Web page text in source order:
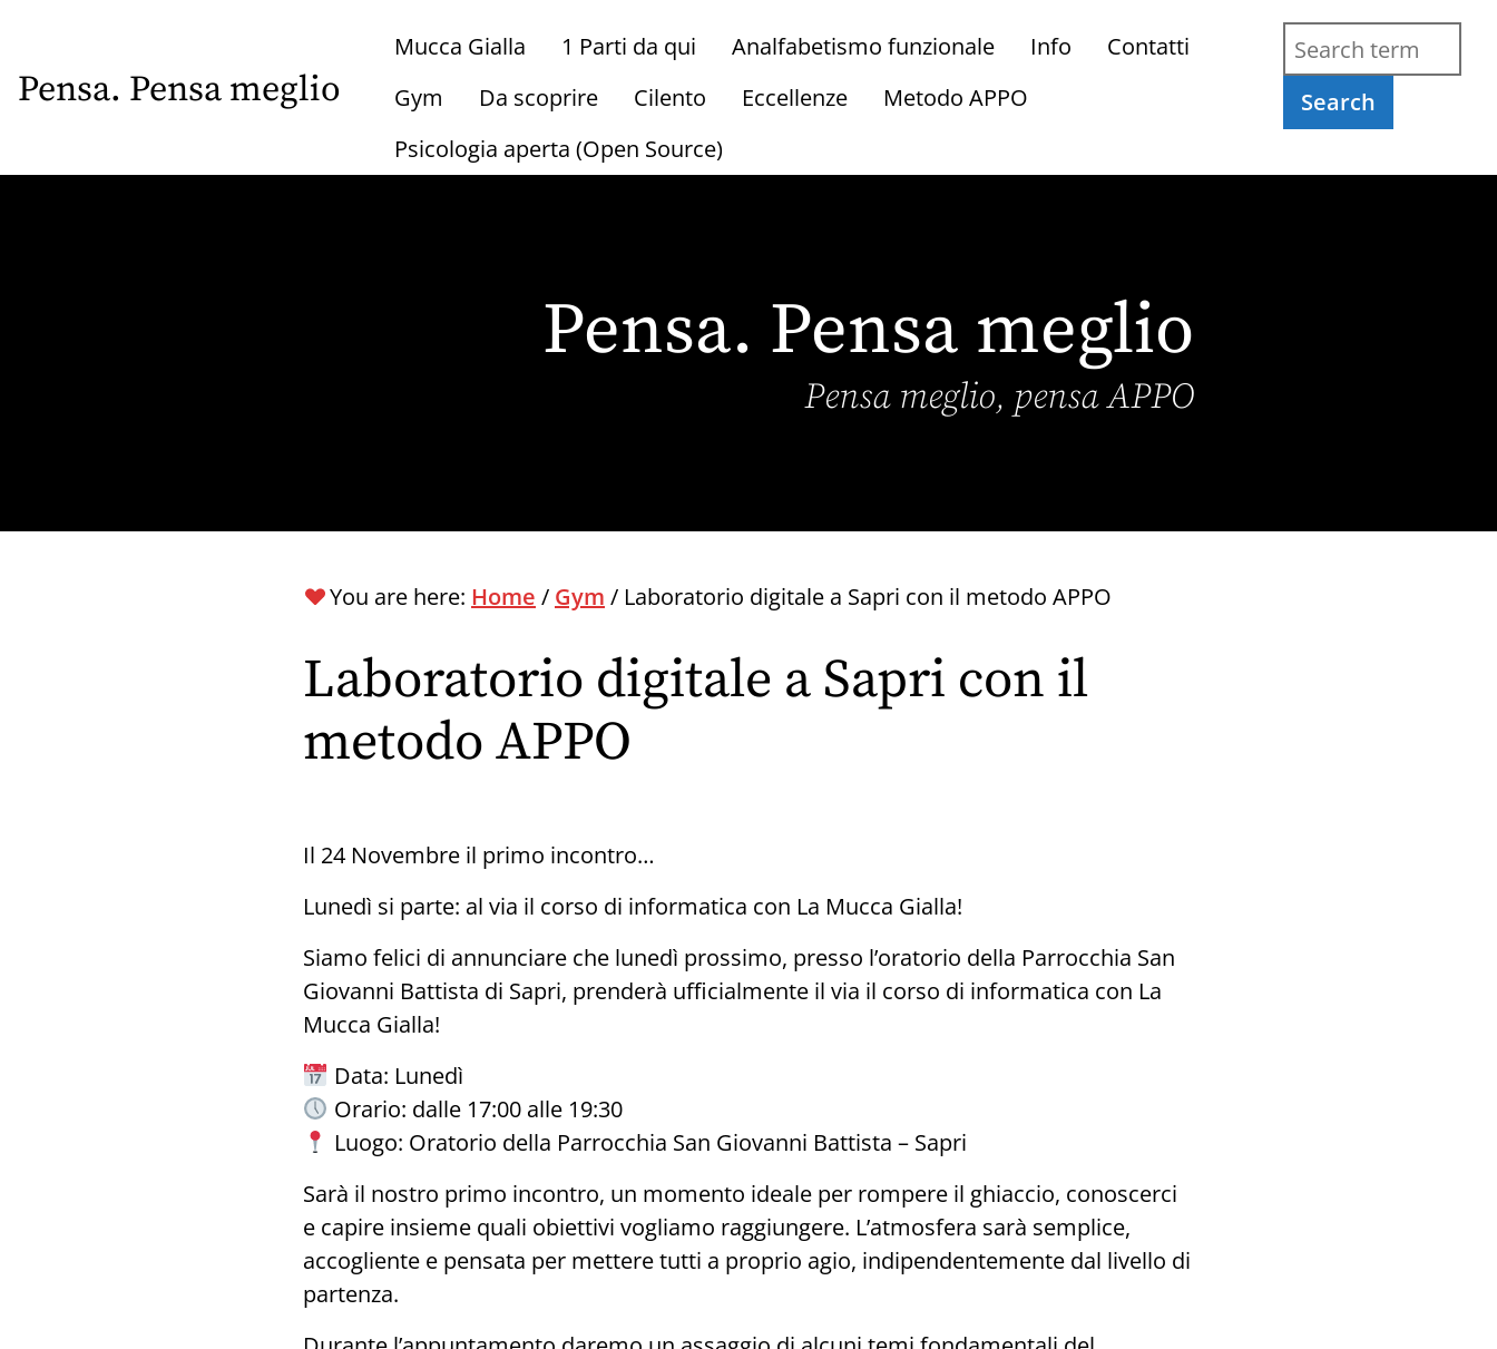
main
Pensa. Pensa meglio
Mucca Gialla 1 Parti da qui Analfabetismo funzionale Info
Contatti
Gym
Da scoprire Cilento Eccellenze
Metodo APPO
Psicologia aperta (Open Source)
Search
Pensa. Pensa meglio
Pensa meglio, pensa APPO
You are here: Home / Gym / Laboratorio digitale a Sapri con il metodo APPO
Laboratorio digitale a Sapri con il
metodo APPO
Il 24 Novembre il primo incontro…
Lunedì si parte: al via il corso di informatica con La Mucca Gialla!
Siamo felici di annunciare che lunedì prossimo, presso l’oratorio della Parrocchia San
Giovanni Battista di Sapri, prenderà ufficialmente il via il corso di informatica con La
Mucca Gialla!
Data: Lunedì
Orario: dalle 17:00 alle 19:30
Luogo: Oratorio della Parrocchia San Giovanni Battista – Sapri
Sarà il nostro primo incontro, un momento ideale per rompere il ghiaccio, conoscerci
e capire insieme quali obiettivi vogliamo raggiungere. L’atmosfera sarà semplice,
accogliente e pensata per mettere tutti a proprio agio, indipendentemente dal livello di
partenza.